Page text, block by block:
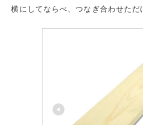
横にしてならべ、つなぎ合わせただ